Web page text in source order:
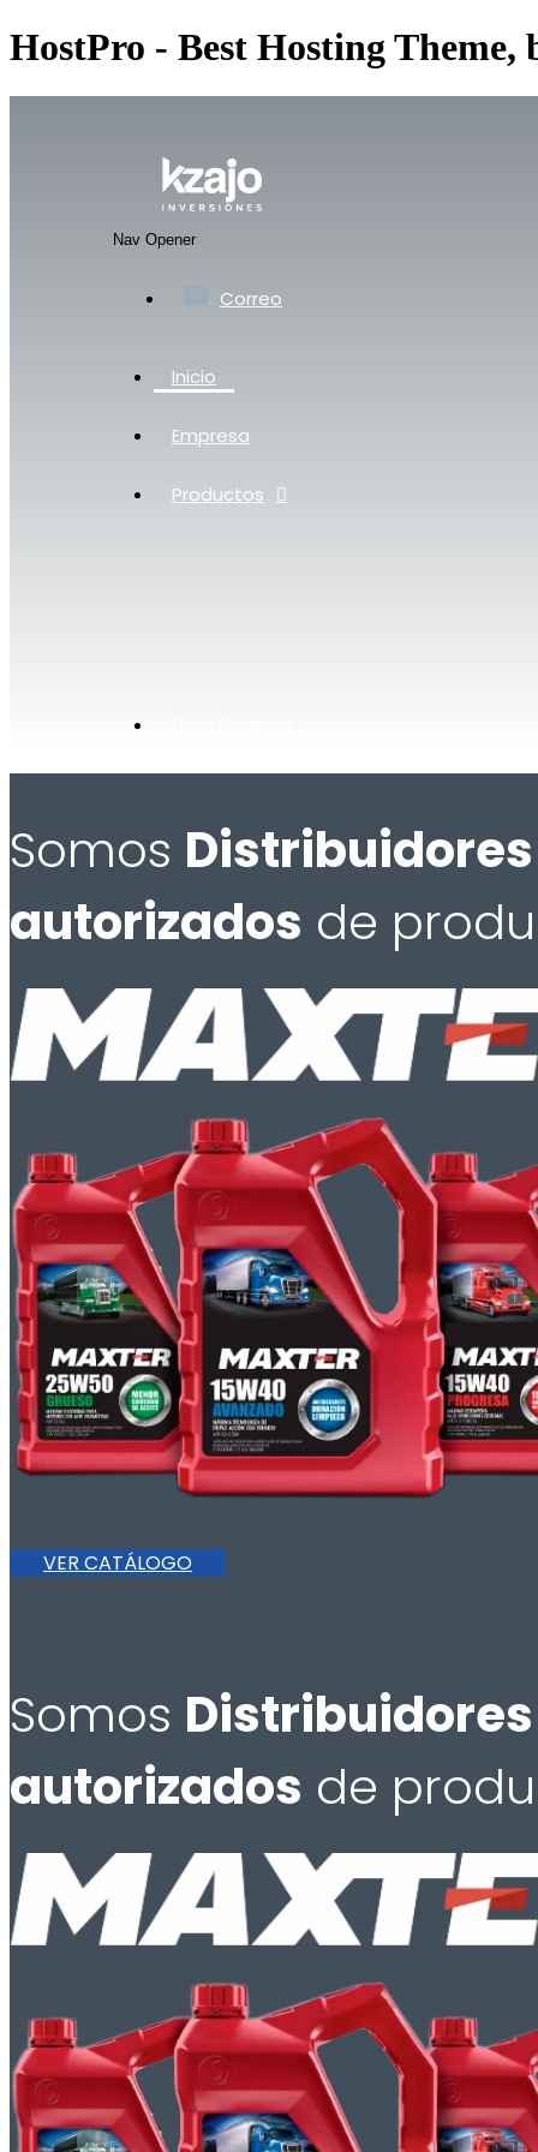
HostPro - Best Hosting Theme,
Nav Opener
Correo
Inicio
Empresa
Productos
Somos Distribuidores
autorizados de
VER CATÁLOGO
Somos Distribuidores
autorizados de